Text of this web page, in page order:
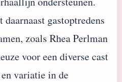
gastoptredens
zoals Rhea Perlman
voor een diverse cast
variatie in de